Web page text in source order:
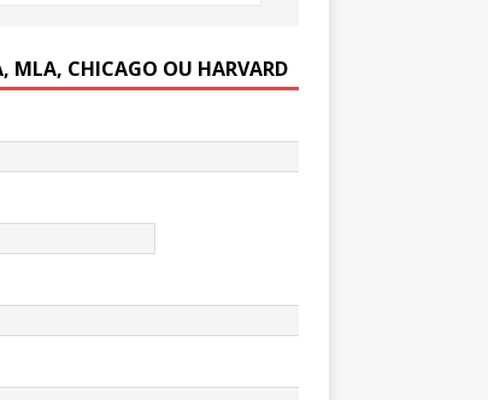
MLA, CHICAGO OU HARVARD